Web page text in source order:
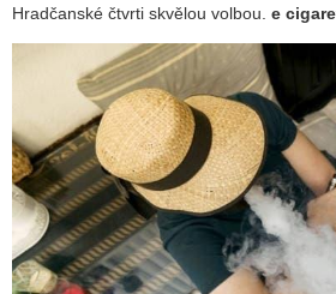
Hradčanské čtvrti skvělou volbou. e